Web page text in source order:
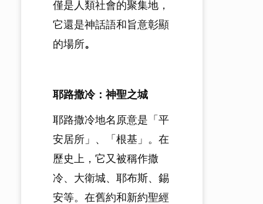
僅是人類社會的聚集地，
它還是神話語和旨意彰顯
的場所。
耶路撒冷：神聖之城
耶路撒冷地名原意是「平
安居所」、「根基」。在
歷史上，它又被稱作撒
冷、大衛城、耶布斯、錫
安等。在舊約和新約聖經